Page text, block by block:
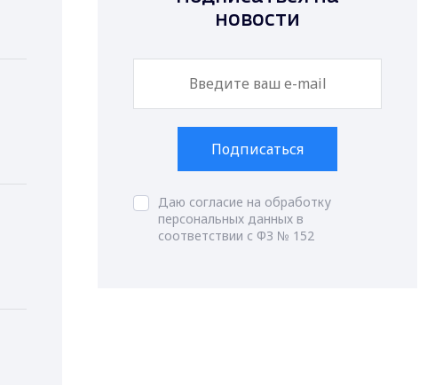
новости
Подписаться
Даю согласие на обработку
персональных данных в
соответствии с ФЗ № 152